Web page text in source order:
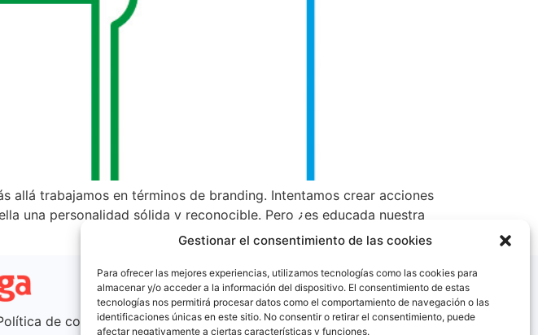
Gestionar el consentimiento de las cookies
Para ofrecer las mejores experiencias, utilizamos tecnologías como las cookies para
almacenar y/o acceder a la información del dispositivo. El consentimiento de estas
tecnologías nos permitirá procesar datos como el comportamiento de navegación o las
identificaciones únicas en este sitio. No consentir o retirar el consentimiento, puede
afectar negativamente a ciertas características y funciones.
allá trabajamos en términos de branding. Intentamos crear acciones
una personalidad sólida y reconocible. Pero ¿es educada nuestra
de cookies (UE)